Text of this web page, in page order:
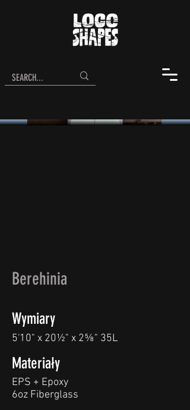
Berehinia
Wymiary
5'10" x 20½" x 2⅝" 35L
Materiały
EPS + Epoxy
6oz Fiberglass